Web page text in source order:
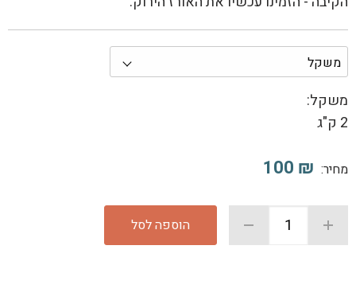
משקל:
2 ק"ג
מחיר: ₪
100
הוספה לסל